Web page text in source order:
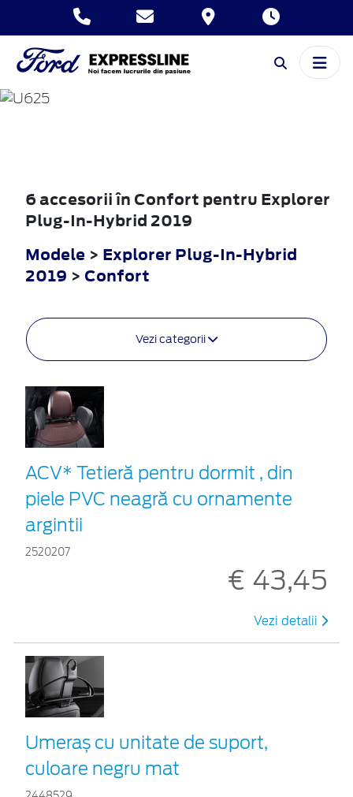
EXPLORER
PLUG-IN-HYBRID
6 accesorii în Confort pentru Explorer
Plug-In-Hybrid 2019
Modele > Explorer Plug-In-Hybrid
2019 > Confort
Vezi categorii
ACV* Tetieră pentru dormit , din
piele PVC neagră cu ornamente
argintii
2520207
€ 43,45
Vezi detalii
Umeraș cu unitate de suport,
culoare negru mat